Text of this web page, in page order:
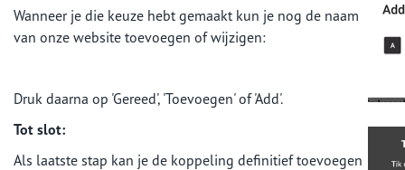
Wanneer je die keuze hebt gemaakt kun je nog de naam
van onze website toevoegen of wijzigen:
Druk daarna op 'Gereed', 'Toevoegen' of 'Add'.
Tot slot:
Als laatste stap kan je de koppeling definitief toevoegen